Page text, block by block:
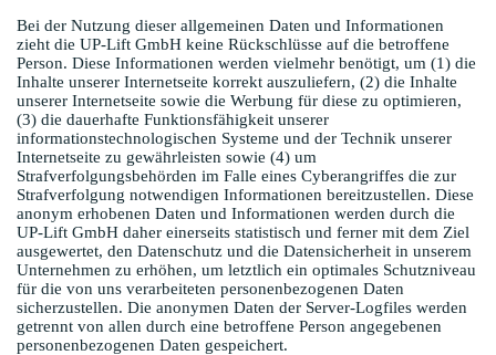
Bei der Nutzung dieser allgemeinen Daten und Informationen
zieht die UP-Lift GmbH keine Rückschlüsse auf die betroffene
Person. Diese Informationen werden vielmehr benötigt, um (1) die
Inhalte unserer Internetseite korrekt auszuliefern, (2) die Inhalte
unserer Internetseite sowie die Werbung für diese zu optimieren,
(3) die dauerhafte Funktionsfähigkeit unserer
informationstechnologischen Systeme und der Technik unserer
Internetseite zu gewährleisten sowie (4) um
Strafverfolgungsbehörden im Falle eines Cyberangriffes die zur
Strafverfolgung notwendigen Informationen bereitzustellen. Diese
anonym erhobenen Daten und Informationen werden durch die
UP-Lift GmbH daher einerseits statistisch und ferner mit dem Ziel
ausgewertet, den Datenschutz und die Datensicherheit in unserem
Unternehmen zu erhöhen, um letztlich ein optimales Schutzniveau
für die von uns verarbeiteten personenbezogenen Daten
sicherzustellen. Die anonymen Daten der Server-Logfiles werden
getrennt von allen durch eine betroffene Person angegebenen
personenbezogenen Daten gespeichert.